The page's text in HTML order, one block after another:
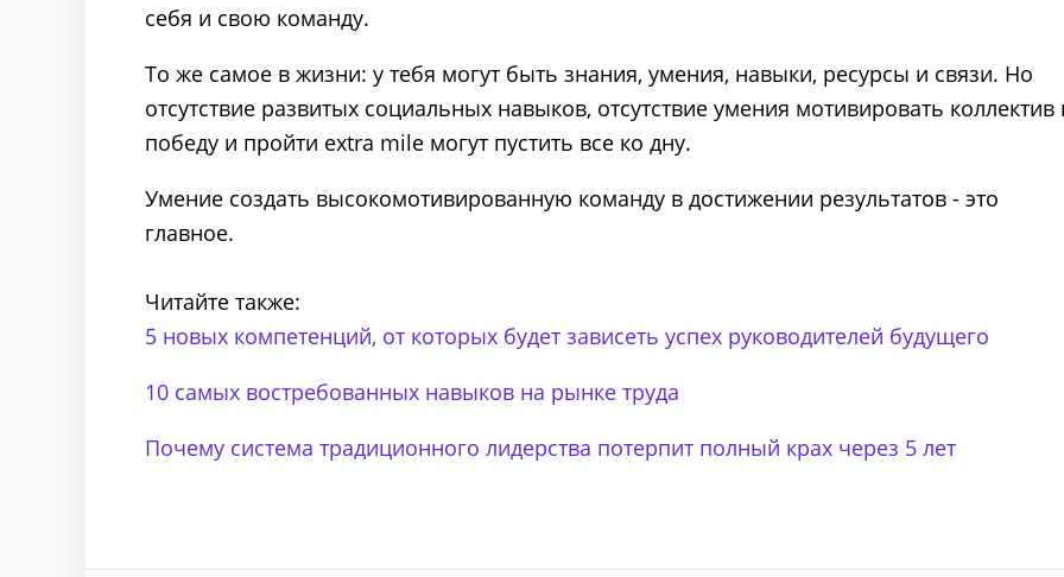
себя и свою команду.
То же самое в жизни: у тебя могут быть знания, умения, навыки, ресурсы и связи. Но
отсутствие развитых социальных навыков, отсутствие умения мотивировать коллектив
победу и пройти extra mile могут пустить все ко дну.
Умение создать высокомотивированную команду в достижении результатов - это
главное.
Читайте также:
5 новых компетенций, от которых будет зависеть успех руководителей будущего
10 самых востребованных навыков на рынке труда
Почему система традиционного лидерства потерпит полный крах через 5 лет